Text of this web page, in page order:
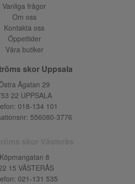
Vanliga frågor
Om oss
Kontakta oss
Öppettider
Våra butiker
skor Uppsala
Ågatan 29
22 UPPSALA
018-134 101
556080-3776
Köpmangatan 8
15 VÄSTERÅS
021-131 535